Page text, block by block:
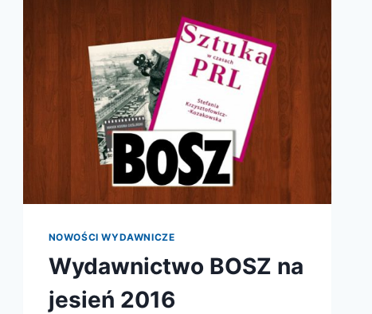
NOWOŚCI WYDAWNICZE
Wydawnictwo BOSZ na
jesień 2016